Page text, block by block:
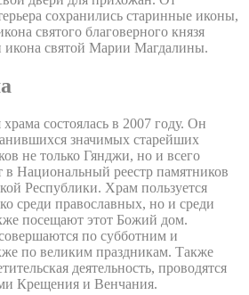
сохранились старинные иконы,
святого благоверного князя
икона святой Марии Магдалины.
состоялась в 2007 году. Он
значимых старейших
не только Гянджи, но и всего
в Национальный реестр памятников
Республики. Храм пользуется
среди православных, но и среди
посещают этот Божий дом.
по субботним и
по великим праздникам. Также
деятельность, проводятся
Крещения и Венчания.